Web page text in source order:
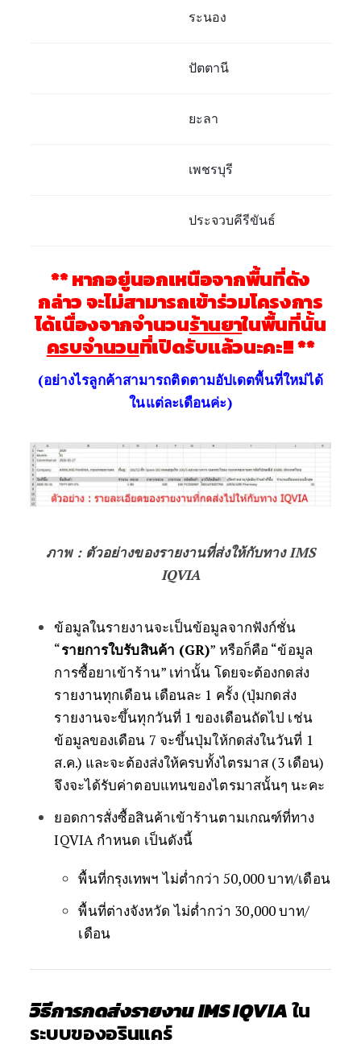
ระนอง
ปัตตานี
ยะลา
เพชรบุรี
ประจวบคีรีขันธ์
** หากอยู่นอกเหนือจากพื้นที่ดัง
กล่าว จะไม่สามารถเข้าร่วมโครงการ
ได้เนื่องจากจำนวนร้านยาในพื้นที่นั้น
ครบจำนวนที่เปิดรับแล้วนะคะ!! **
(อย่างไรลูกค้าสามารถติดตามอัปเดตพื้นที่ใหม่ได้
ในแต่ละเดือนค่ะ)
ภาพ : ตัวอย่างของรายงานที่ส่งให้กับทาง IMS
IQVIA
ข้อมูลในรายงานจะเป็นข้อมูลจากฟังก์ชั่น
“รายการใบรับสินค้า (GR)” หรือก็คือ “ข้อมูล
การซื้อยาเข้าร้าน” เท่านั้น โดยจะต้องกดส่ง
รายงานทุกเดือน เดือนละ 1 ครั้ง (ปุ่มกดส่ง
รายงานจะขึ้นทุกวันที่ 1 ของเดือนถัดไป เช่น
ข้อมูลของเดือน 7 จะขึ้นปุ่มให้กดส่งในวันที่ 1
ส.ค.) และจะต้องส่งให้ครบทั้งไตรมาส (3 เดือน)
จึงจะได้รับค่าตอบแทนของไตรมาสนั้นๆ นะคะ
ยอดการสั่งซื้อสินค้าเข้าร้านตามเกณฑ์ที่ทาง
IQVIA กำหนด เป็นดังนี้
พื้นที่กรุงเทพฯ ไม่ต่ำกว่า 50,000 บาท/เดือน
พื้นที่ต่างจังหวัด ไม่ต่ำกว่า 30,000 บาท/
เดือน
วิธีการกดส่งรายงาน IMS IQVIAใน
ระบบของอรินแคร์